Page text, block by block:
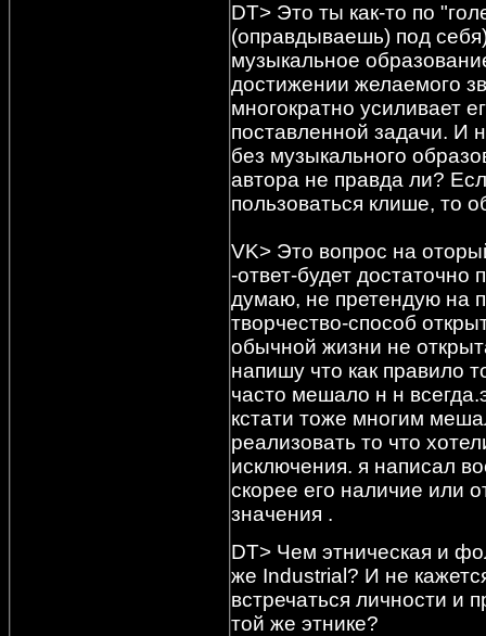
DT> Это ты как-то по
(оправдываешь) под
музыкальное
достижении желаемого
многократно усиливает
поставленной задачи. И
без музыкального
автора не правда ли?
пользоваться клише, то
VK> Это вопрос на
-ответ-будет достаточно
думаю, не претендую на
творчество-способ
обычной жизни не
напишу что как правило
часто мешало н н
кстати тоже многим
реализовать то что
исключения. я написал
скорее его наличие или
значения .
DT> Чем этническая и
же Industrial? И не
встречаться личности и
той же этнике?